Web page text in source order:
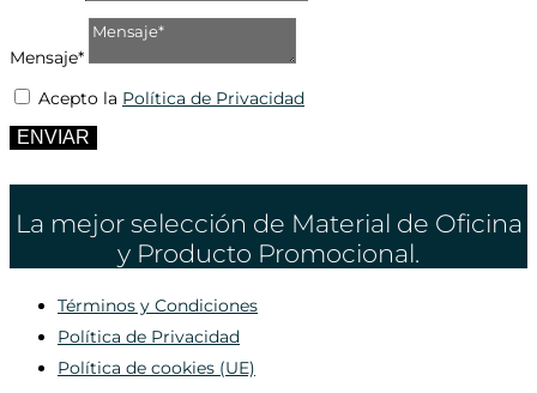
Mensaje*
Acepto la Política de Privacidad
ENVIAR
La mejor selección de Material de Oficina
y Producto Promocional.
Términos y Condiciones
Política de Privacidad
Política de cookies (UE)